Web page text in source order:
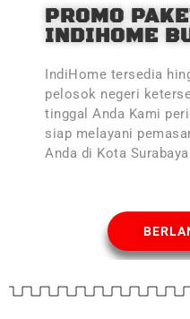
PROMO
INDIHOME
IndiHome tersedia
pelosok negeri
tinggal Anda Kami
siap melayani
Anda di Kota Surabaya